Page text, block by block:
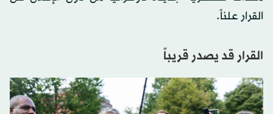
القرار علناً.
القرار قد يصدر قريباً